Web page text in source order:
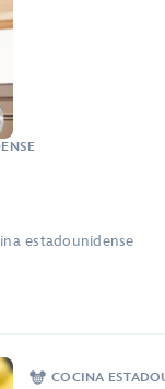
estadounidense
COCINA